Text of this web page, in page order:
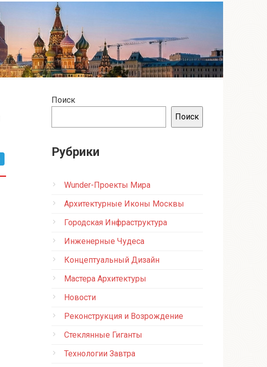
Поиск
Поиск
Рубрики
Wunder-Проекты Мира
Архитектурные Иконы Москвы
Городская Инфраструктура
Инженерные Чудеса
Концептуальный Дизайн
Мастера Архитектуры
Новости
Реконструкция и Возрождение
Стеклянные Гиганты
Технологии Завтра